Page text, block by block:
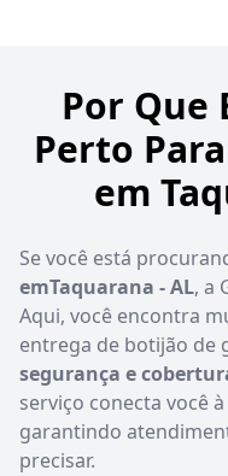
Por Que
Perto
em
Se você está
emTaquarana - AL, a
Aqui, você encontra
entrega de botijão de
segurança e
serviço conecta você
garantindo
precisar.